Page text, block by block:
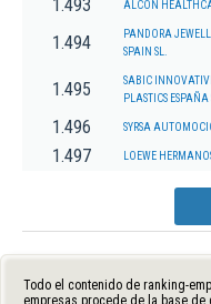
1.493 ALCON
1.494
PANDORA
SPAIN SL.
1.495
SABIC
PLASTICS ESPAÑA
1.496 SYRSA
1.497 LOEWE
Todo el contenido de ranking-
empresas procede de la base de